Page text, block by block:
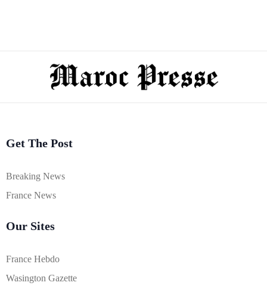
Get The Post
Breaking News
France News
Our Sites
France Hebdo
Wasington Gazette